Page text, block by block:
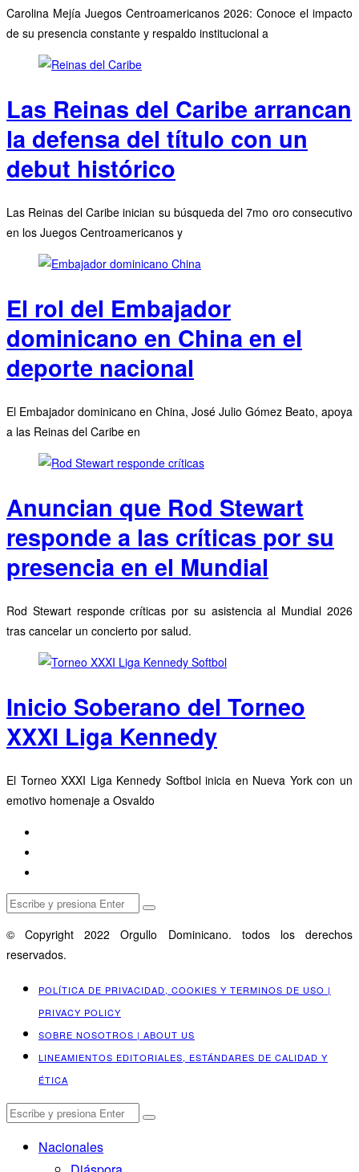
Carolina Mejía Juegos Centroamericanos 2026: Conoce el impacto
de su presencia constante y respaldo institucional a
Las Reinas del Caribe arrancan
la defensa del título con un
debut histórico
Las Reinas del Caribe inician su búsqueda del 7mo oro consecutivo
en los Juegos Centroamericanos y
El rol del Embajador
dominicano en China en el
deporte nacional
El Embajador dominicano en China, José Julio Gómez Beato, apoya
a las Reinas del Caribe en
Anuncian que Rod Stewart
responde a las críticas por su
presencia en el Mundial
Rod Stewart responde críticas por su asistencia al Mundial 2026
tras cancelar un concierto por salud.
Inicio Soberano del Torneo
XXXI Liga Kennedy
El Torneo XXXI Liga Kennedy Softbol inicia en Nueva York con un
emotivo homenaje a Osvaldo
© Copyright 2022 Orgullo Dominicano. todos los derechos
reservados.
POLÍTICA DE PRIVACIDAD, COOKIES Y TERMINOS DE USO |
PRIVACY POLICY
SOBRE NOSOTROS | ABOUT US
LINEAMIENTOS EDITORIALES, ESTÁNDARES DE CALIDAD Y
ÉTICA
Nacionales